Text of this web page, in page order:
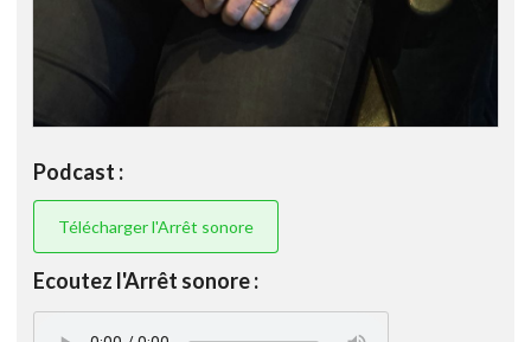
Podcast :
Télécharger l'Arrêt sonore
Ecoutez l'Arrêt sonore :